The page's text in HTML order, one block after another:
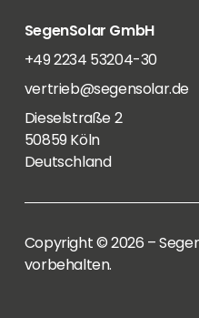
SegenSolar GmbH
+49 2234 53204-30
vertrieb@segensolar.de
Dieselstraße 2
50859 Köln
Deutschland
Copyright © 2026 –
vorbehalten.